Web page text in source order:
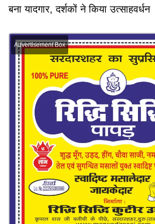
बना यादगार, दर्शकों ने किया उत्साहवर्धन
Advertisement Box